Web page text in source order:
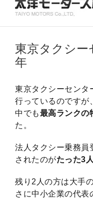
Larger
Image
東京タクシー
年
東京タクシーセンタ
行っているのですが
中でも最高ランクの
た。
法人タクシー乗務員
されたのがたった3人
残り2人の方は大手
さに中小企業の代表